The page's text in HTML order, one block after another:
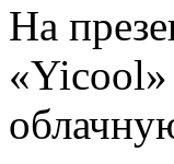
На
«Yicool»